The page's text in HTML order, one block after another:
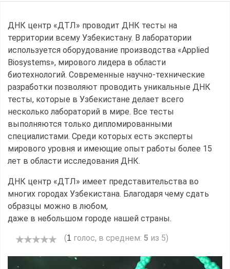
ДНК центр «ДТЛ» проводит ДНК тесты на
территории всему Узбекистану. В лаборатории
используется оборудование производства «Applied
Biosystems», мирового лидера в области
биотехнологий. Современные научно-технические
разработки позволяют проводить уникальные ДНК
тесты, которые в Узбекистане делает всего
несколько лабораторий в мире. Все тесты
выполняются только дипломированными
специалистами. Среди которых есть эксперты
мирового уровня и имеющие опыт работы более 15
лет в области исследования ДНК.
ДНК центр «ДТЛ» имеет представительства во
многих городах Узбекистана. Благодаря чему сдать
образцы можно в любом,
даже в небольшом городе нашей страны.
(1 голос, в среднем: 5 из 5)